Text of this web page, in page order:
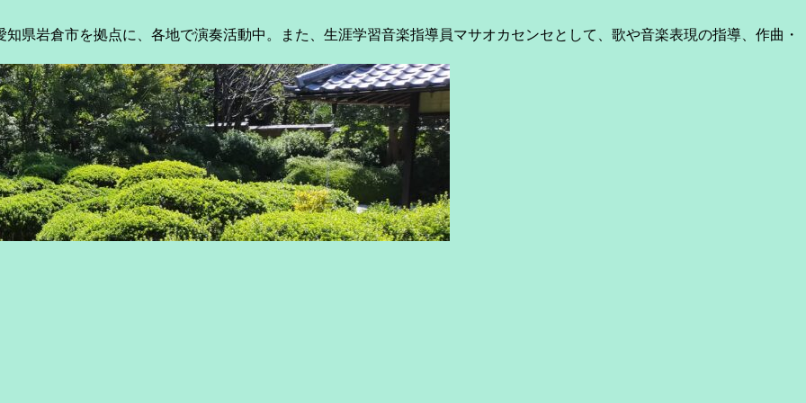
県岩倉市を拠点に、各地で演奏活動中。また、生涯学習音楽指導員マサオカセンセとして、歌や音楽表現の指導、作曲・